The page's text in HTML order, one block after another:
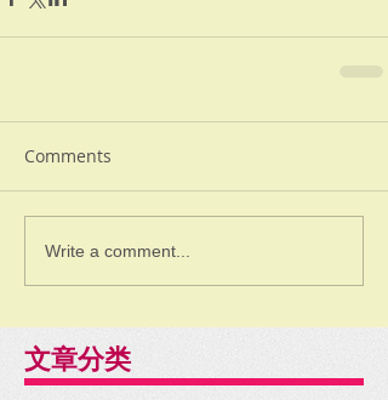
Comments
Write a comment...
文章分类